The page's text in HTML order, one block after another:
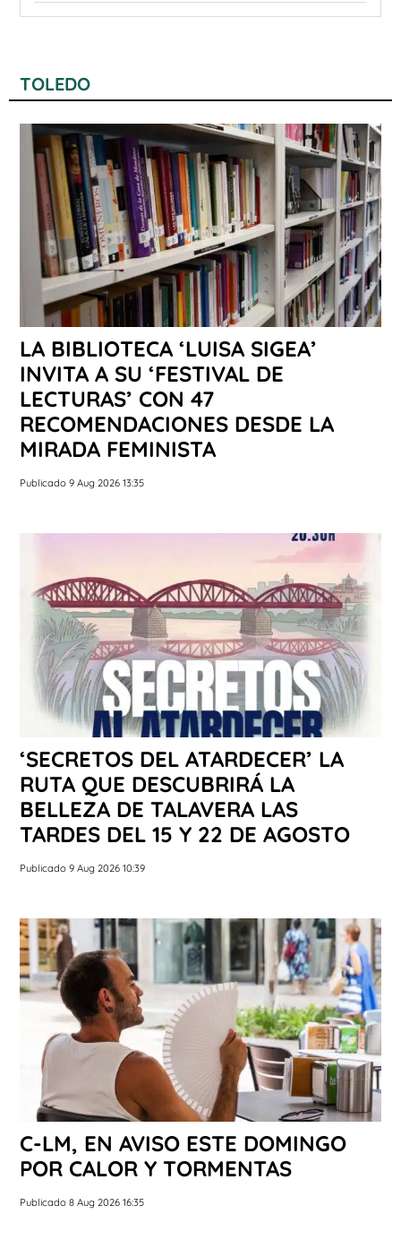
TOLEDO
LA BIBLIOTECA ‘LUISA SIGEA’
INVITA A SU ‘FESTIVAL DE
LECTURAS’ CON 47
RECOMENDACIONES DESDE LA
MIRADA FEMINISTA
Publicado 9 Aug 2026 13:35
‘SECRETOS DEL ATARDECER’ LA
RUTA QUE DESCUBRIRÁ LA
BELLEZA DE TALAVERA LAS
TARDES DEL 15 Y 22 DE AGOSTO
Publicado 9 Aug 2026 10:39
C-LM, EN AVISO ESTE DOMINGO
POR CALOR Y TORMENTAS
Publicado 8 Aug 2026 16:35